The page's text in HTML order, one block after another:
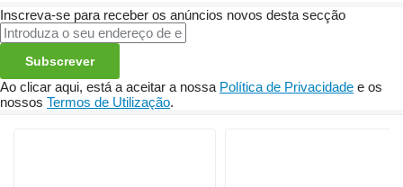
Inscreva-se para receber os anúncios novos desta secção
Subscrever
Ao clicar aqui, está a aceitar a nossa Política de Privacidade e os
nossos Termos de Utilização.